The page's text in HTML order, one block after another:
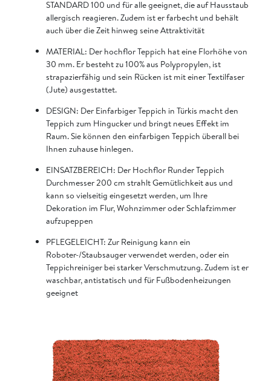
STANDARD 100 und für alle geeignet, die auf Hausstaub
allergisch reagieren. Zudem ist er farbecht und behält
auch über die Zeit hinweg seine Attraktivität
MATERIAL: Der hochflor Teppich hat eine Florhöhe von
30 mm. Er besteht zu 100% aus Polypropylen, ist
strapazierfähig und sein Rücken ist mit einer Textilfaser
(Jute) ausgestattet.
DESIGN: Der Einfarbiger Teppich in Türkis macht den
Teppich zum Hingucker und bringt neues Effekt im
Raum. Sie können den einfarbigen Teppich überall bei
Ihnen zuhause hinlegen.
EINSATZBEREICH: Der Hochflor Runder Teppich
Durchmesser 200 cm strahlt Gemütlichkeit aus und
kann so vielseitig eingesetzt werden, um Ihre
Dekoration im Flur, Wohnzimmer oder Schlafzimmer
aufzupeppen
PFLEGELEICHT: Zur Reinigung kann ein
Roboter-/Staubsauger verwendet werden, oder ein
Teppichreiniger bei starker Verschmutzung. Zudem ist er
waschbar, antistatisch und für Fußbodenheizungen
geeignet